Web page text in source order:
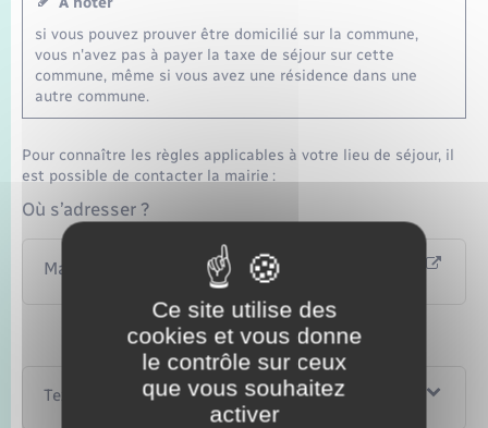
si vous pouvez prouver être domicilié sur la commune,
vous n'avez pas à payer la taxe de séjour sur cette
commune, même si vous avez une résidence dans une
autre commune.
Pour connaître les règles applicables à votre lieu de séjour, il
est possible de contacter la mairie :
Où s’adresser ?
Mairie
Textes de référence
Ce site utilise des
cookies et vous donne
le contrôle sur ceux
que vous souhaitez
activer